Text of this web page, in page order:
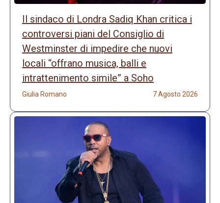
Il sindaco di Londra Sadiq Khan critica i
controversi piani del Consiglio di
Westminster di impedire che nuovi
locali “offrano musica, balli e
intrattenimento simile” a Soho
Giulia Romano 7 Agosto 2026